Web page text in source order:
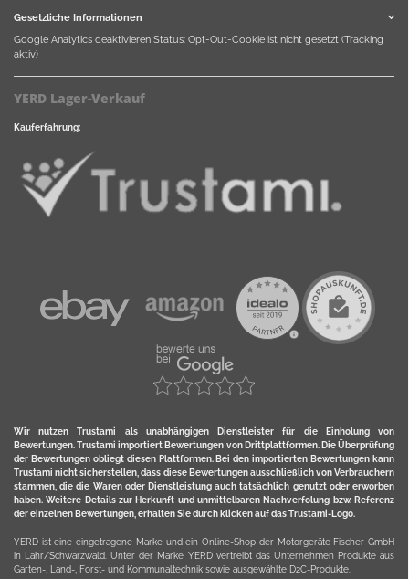
Gesetzliche Informationen
Google Analytics deaktivieren Status: Opt-Out-Cookie ist nicht gesetzt (Tracking
aktiv)
YERD Lager-Verkauf
Kauferfahrung:
Wir nutzen Trustami als unabhängigen Dienstleister für die Einholung von
Bewertungen. Trustami importiert Bewertungen von Drittplattformen. Die Überprüfung
der Bewertungen obliegt diesen Plattformen. Bei den importierten Bewertungen kann
Trustami nicht sicherstellen, dass diese Bewertungen ausschließlich von Verbrauchern
stammen, die die Waren oder Dienstleistung auch tatsächlich genutzt oder erworben
haben. Weitere Details zur Herkunft und unmittelbaren Nachverfolung bzw. Referenz
der einzelnen Bewertungen, erhalten Sie durch klicken auf das Trustami-Logo.
YERD ist eine eingetragene Marke und ein Online-Shop der Motorgeräte Fischer GmbH
in Lahr/Schwarzwald. Unter der Marke YERD vertreibt das Unternehmen Produkte aus
Garten-, Land-, Forst- und Kommunaltechnik sowie ausgewählte D2C-Produkte.